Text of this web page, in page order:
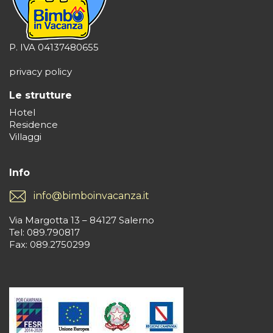
P. IVA 04137480655
privacy policy
Le strutture
Hotel
Residence
Villaggi
Info
info@bimboinvacanza.it
Via Margotta 13 – 84127 Salerno
Tel: 089.790817
Fax: 089.2750299